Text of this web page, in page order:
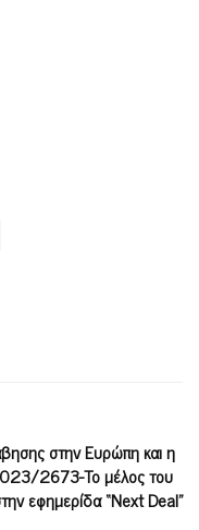
στην Ευρώπη και η
2673-To μέλος του
εφημερίδα “Next Deal”